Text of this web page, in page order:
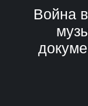
Война